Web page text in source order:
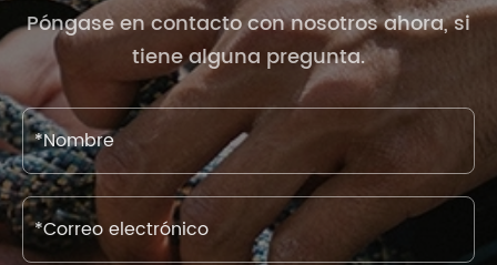
Póngase en contacto con nosotros ahora, si
tiene alguna pregunta.